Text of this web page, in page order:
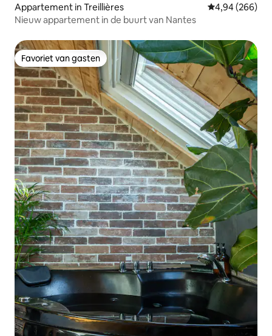
Appartement in Treillières Gemiddelde
4,94 (266)
Nieuw appartement in de buurt van Nantes
Favoriet van gasten
Favoriet van gasten